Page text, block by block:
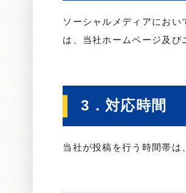
ソーシャルメディアにお
は、当社ホームページ及び
3．対応時間
当社が投稿を行う時間帯は